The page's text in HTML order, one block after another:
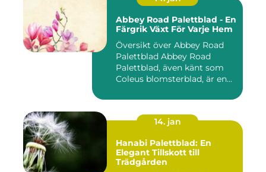
Abbey Road Palettblad - En
Färgrik Växt För Varje Hem
Översikt över Abbey Road
Palettblad Abbey Road
Palettblad, även känt som
Coleus blomsterblad, är en...
14. jan
Hanabi Palettblad: En
Elegant Tillskott till
Trädgården